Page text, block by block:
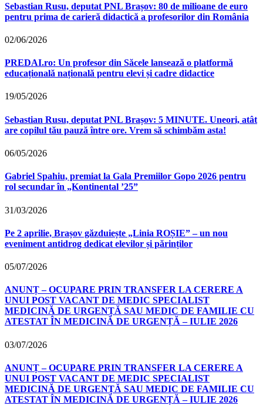
Sebastian Rusu, deputat PNL Brașov: 80 de milioane de euro
pentru prima de carieră didactică a profesorilor din România
02/06/2026
PREDAI.ro: Un profesor din Săcele lansează o platformă
educațională națională pentru elevi și cadre didactice
19/05/2026
Sebastian Rusu, deputat PNL Brașov: 5 MINUTE. Uneori, atât
are copilul tău pauză între ore. Vrem să schimbăm asta!
06/05/2026
Gabriel Spahiu, premiat la Gala Premiilor Gopo 2026 pentru
rol secundar în „Kontinental ’25”
31/03/2026
Pe 2 aprilie, Brașov găzduiește „Linia ROȘIE” – un nou
eveniment antidrog dedicat elevilor și părinților
05/07/2026
ANUNȚ – OCUPARE PRIN TRANSFER LA CERERE A
UNUI POST VACANT DE MEDIC SPECIALIST
MEDICINĂ DE URGENȚĂ SAU MEDIC DE FAMILIE CU
ATESTAT ÎN MEDICINĂ DE URGENȚĂ – IULIE 2026
03/07/2026
ANUNȚ – OCUPARE PRIN TRANSFER LA CERERE A
UNUI POST VACANT DE MEDIC SPECIALIST
MEDICINĂ DE URGENȚĂ SAU MEDIC DE FAMILIE CU
ATESTAT ÎN MEDICINĂ DE URGENȚĂ – IULIE 2026